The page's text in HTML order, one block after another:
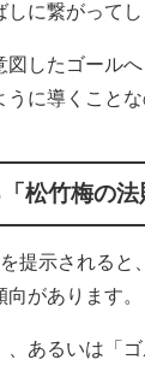
に繋がってし
したゴール
に導くことな
松竹梅の法
提示されると
があります。
、あるいは「